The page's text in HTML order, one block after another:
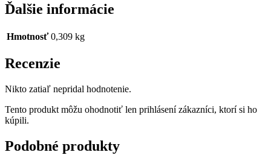
Ďalšie informácie
Hmotnosť 0,309 kg
Recenzie
Nikto zatiaľ nepridal hodnotenie.
Tento produkt môžu ohodnotiť len prihlásení zákazníci, ktorí si ho
kúpili.
Podobné produkty